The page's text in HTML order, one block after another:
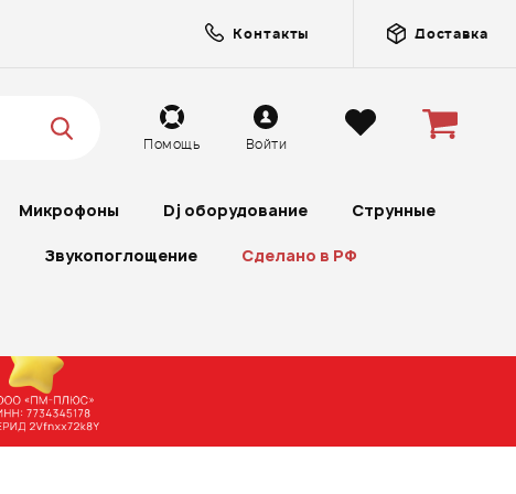
Контакты Доставка
Помощь Войти
Микрофоны Dj оборудование Струнные
Звукопоглощение Сделано в РФ